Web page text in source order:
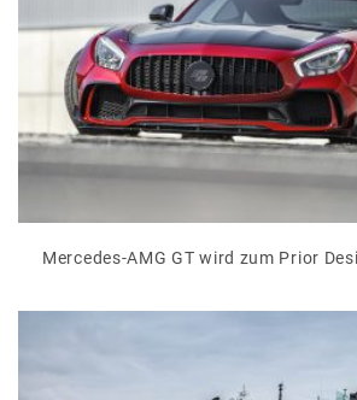
Mercedes-AMG GT wird zum Prior